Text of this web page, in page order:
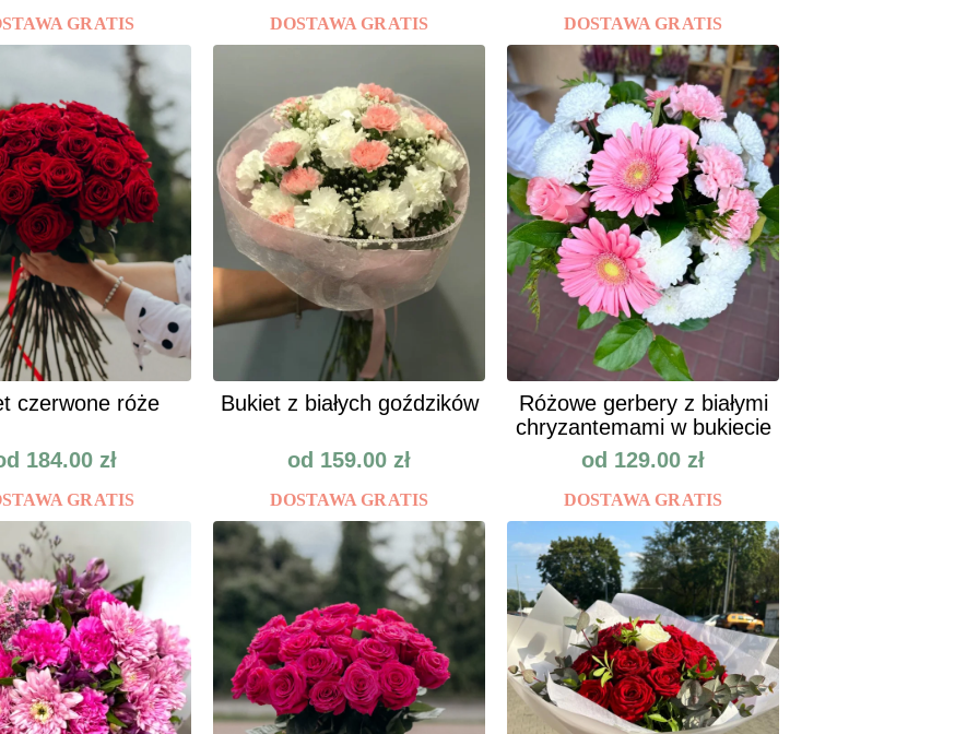
GRATIS DOSTAWA GRATIS DOSTAWA GRATIS
czerwone róże
184.00 zł
GRATIS
Bukiet z białych goździków
od 159.00 zł
DOSTAWA GRATIS
Różowe gerbery z białymi
chryzantemami w bukiecie
od 129.00 zł
DOSTAWA GRATIS